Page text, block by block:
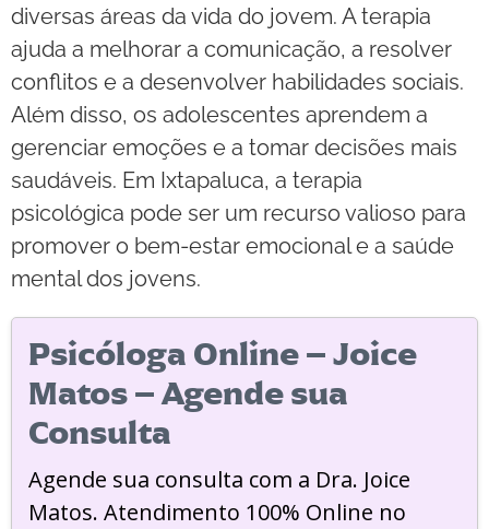
diversas áreas da vida do jovem. A terapia
ajuda a melhorar a comunicação, a resolver
conflitos e a desenvolver habilidades sociais.
Além disso, os adolescentes aprendem a
gerenciar emoções e a tomar decisões mais
saudáveis. Em Ixtapaluca, a terapia
psicológica pode ser um recurso valioso para
promover o bem-estar emocional e a saúde
mental dos jovens.
Psicóloga Online – Joice
Matos – Agende sua
Consulta
Agende sua consulta com a Dra. Joice
Matos. Atendimento 100% Online no